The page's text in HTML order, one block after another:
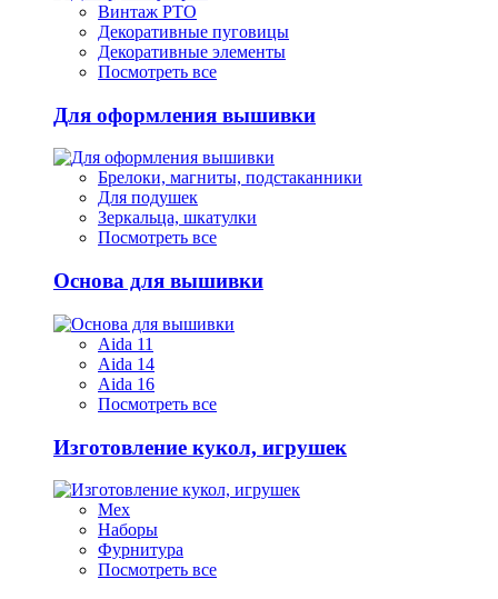
Винтаж РТО
Декоративные пуговицы
Декоративные элементы
Посмотреть все
Для оформления вышивки
Брелоки, магниты, подстаканники
Для подушек
Зеркальца, шкатулки
Посмотреть все
Основа для вышивки
Aida 11
Aida 14
Aida 16
Посмотреть все
Изготовление кукол, игрушек
Мех
Наборы
Фурнитура
Посмотреть все